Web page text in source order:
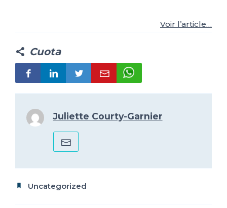
Voir l’article…
Cuota
Juliette Courty-Garnier
Uncategorized